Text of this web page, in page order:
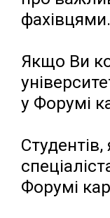
Якщо Ви
у Форумі
Форумі